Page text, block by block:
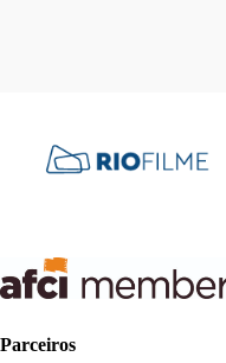
Parceiros